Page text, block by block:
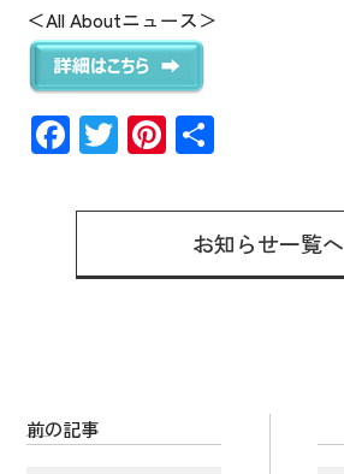
＜All Aboutニュース＞
F
e
o
T
tt
Pi
er
es
t
お知らせ一覧へ
前の記事